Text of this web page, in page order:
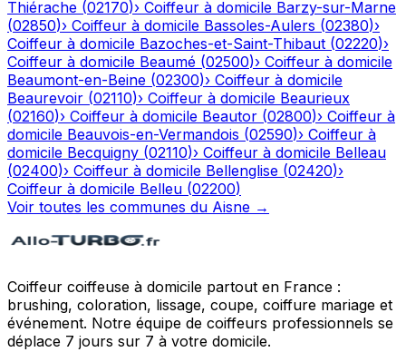
Thiérache (02170)› Coiffeur à domicile Barzy-sur-Marne
(02850)› Coiffeur à domicile Bassoles-Aulers (02380)›
Coiffeur à domicile Bazoches-et-Saint-Thibaut (02220)›
Coiffeur à domicile Beaumé (02500)› Coiffeur à domicile
Beaumont-en-Beine (02300)› Coiffeur à domicile
Beaurevoir (02110)› Coiffeur à domicile Beaurieux
(02160)› Coiffeur à domicile Beautor (02800)› Coiffeur à
domicile Beauvois-en-Vermandois (02590)› Coiffeur à
domicile Becquigny (02110)› Coiffeur à domicile Belleau
(02400)› Coiffeur à domicile Bellenglise (02420)›
Coiffeur à domicile Belleu (02200)
Voir toutes les communes du Aisne →
Coiffeur coiffeuse à domicile partout en France :
brushing, coloration, lissage, coupe, coiffure mariage et
événement. Notre équipe de coiffeurs professionnels se
déplace 7 jours sur 7 à votre domicile.